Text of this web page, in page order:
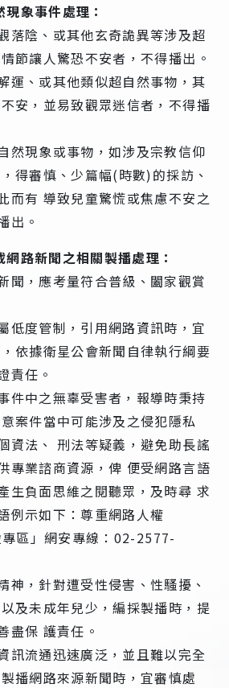
象事件處理：
落陰、或其他玄奇詭異等涉及超
節讓人驚恐不安者，不得播出。
運、或其他類似超自然事物，其
安，並易致觀眾迷信者，不得播
然現象或事物，如涉及宗教信仰
得審慎、少篇幅(時數)的採訪、
而有 導致兒童驚慌或焦慮不安之
出。
路新聞之相關製播處理：
聞，應考量符合普級、闔家觀賞
低度管制，引用網路資訊時，宜
依據衛星公會新聞自律執行綱要
責任。
件中之無辜受害者，報導時秉持
案件當中可能涉及之侵犯隱私
資法、 刑法等疑義，避免助長謠
專業諮商資源，俾 便受網路言語
生負面思維之閱聽眾，及時尋 求
例示如下：尊重網路人權
區」網安專線：02-2577-
神，針對遭受性侵害、性騷擾、
及未成年兒少，編採製播時，提
盡保 護責任。
訊流通迅速廣泛，並且難以完全
播網路來源新聞時，宜審慎處